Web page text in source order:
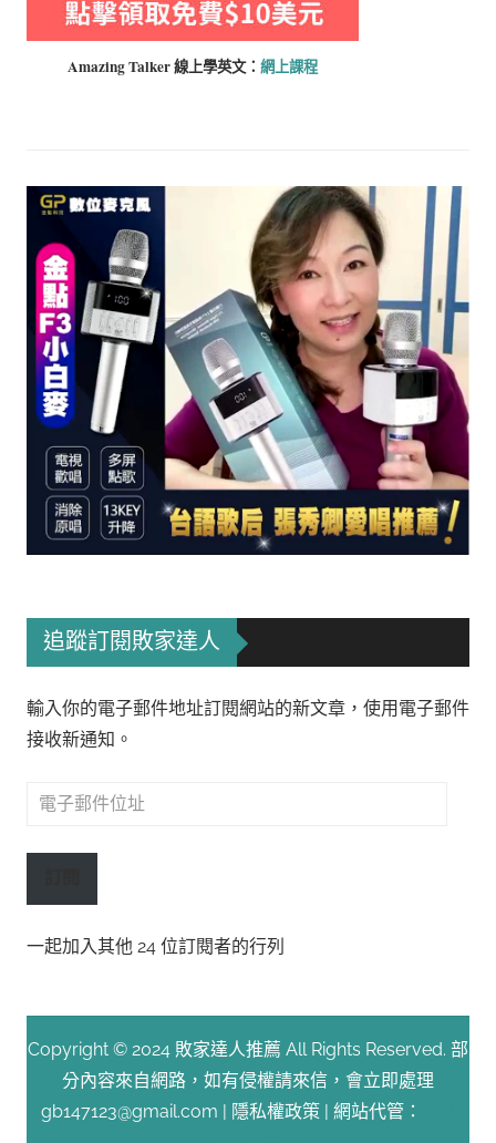
Amazing Talker 線上學英文： 網上課程
追蹤訂閱敗家達人
輸入你的電子郵件地址訂閱網站的新文章，使用電子郵件
接收新通知。
電
郵
址
一起加入其他 24 位訂閱者的行列
Copyright © 2024 敗家達人推薦 All Rights Reserved. 部
分內容來自網路，如有侵權請來信，會立即處理
gb147123@gmail.com | 隱私權政策 | 網站代管：